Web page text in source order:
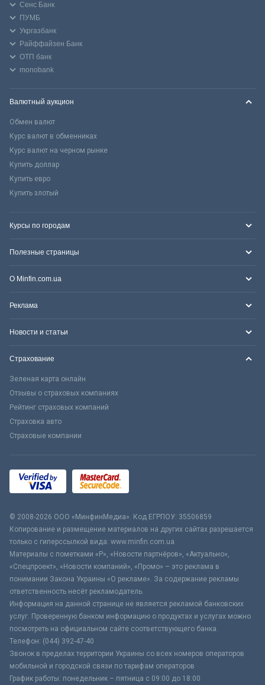
Сенс Банк
ПУМБ
Укргазбанк
Райффайзен Банк
ОТП банк
monobank
Валютный аукцион
Обмен валют
Курс валют в обменниках
Курс валют на черном рынке
Купить доллар
Купить евро
Купить злотый
Курсы по городам
Полезные страницы
О Minfin.com.ua
Реклама
Новости и статьи
Страхование
Зеленая карта онлайн
Отзывы о страховых компаниях
Рейтинг страховых компаний
Страховка авто
Страховые компании
© 2008-2026 ООО «МинфинМедиа». Код ЕГРПОУ: 35506859
Копирование и размещение материалов на других сайтах разрешается
только с гиперссылкой вида: www.minfin.com.ua
Материалы с пометками «Р», «Новости партнёров», «Актуально»,
«Спецпроект», «Новости компаний», «Промо» – это реклама в
понимании Закона Украины «О рекламе». За содержание рекламы
ответственность несёт рекламодатель.
Информация на данной странице не является рекламой банковских
услуг. Проверенную банком информацию о продуктах и услугах можно
посмотреть на официальном сайте соответствующего банка.
Телефон: (044) 392-47-40
Звонок в пределах территории Украины со всех номеров операторов
мобильной и городской связи по тарифам операторов
График работы: понедельник – пятница с 09:00 до 18:00